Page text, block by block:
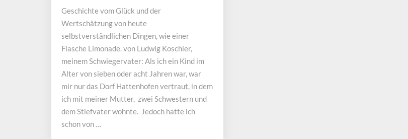
von
Saubach
Geschichte vom Glück und der
Wertschätzung von heute
selbstverständlichen Dingen, wie einer
Flasche Limonade. von Ludwig Koschier,
meinem Schwiegervater: Als ich ein Kind im
Alter von sieben oder acht Jahren war, war
mir nur das Dorf Hattenhofen vertraut, in dem
ich mit meiner Mutter, zwei Schwestern und
dem Stiefvater wohnte. Jedoch hatte ich
schon von …